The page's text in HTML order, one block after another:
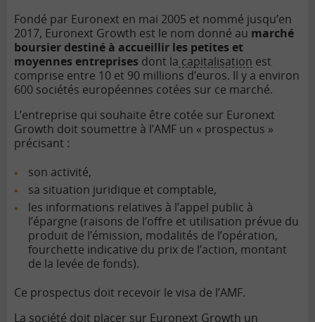
Fondé par Euronext en mai 2005 et nommé jusqu’en
2017, Euronext Growth est le nom donné au marché
boursier destiné à accueillir les petites et
moyennes entreprises dont la capitalisation est
comprise entre 10 et 90 millions d’euros. Il y a environ
600 sociétés européennes cotées sur ce marché.
L’entreprise qui souhaite être cotée sur Euronext
Growth doit soumettre à l’AMF un « prospectus »
précisant :
son activité,
sa situation juridique et comptable,
les informations relatives à l’appel public à
l’épargne (raisons de l’offre et utilisation prévue du
produit de l’émission, modalités de l’opération,
fourchette indicative du prix de l’action, montant
de la levée de fonds).
Ce prospectus doit recevoir le visa de l’AMF.
La société doit placer sur Euronext Growth un